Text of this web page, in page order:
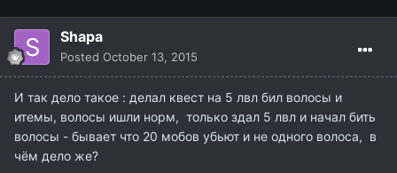
Shapa
Posted October 13, 2015
И так дело такое : делал квест на 5 лвл бил волосы и
итемы, волосы ишли норм, только здал 5 лвл и начал бить
волосы - бывает что 20 мобов убьют и не одного волоса, в
чём дело же?